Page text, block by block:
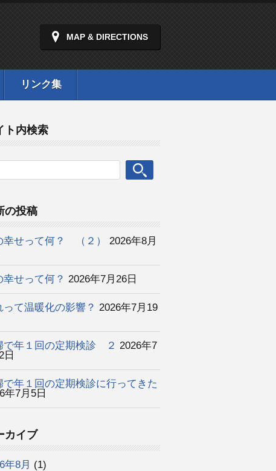
MAP & DIRECTIONS
リンク集
ト内検索
の投稿
幸せって何？ （２）
2026年8月
幸せって何？ 2026年7月26日
って温暖化の影響？ 2026年7月19
で年１回の定期検診 ２ 2026年7
日
で年１回の定期検診に行ってきた
年7月5日
カイブ
年8月 (1)